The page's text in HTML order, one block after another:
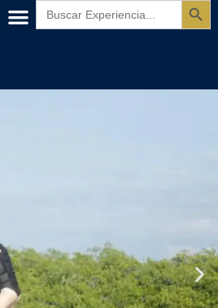
Buscar: